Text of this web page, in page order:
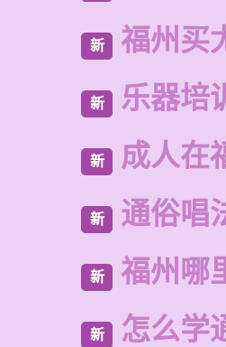
新 福州买
新 乐器培
新 成人在
新 通俗唱
新 福州哪
新 怎么学